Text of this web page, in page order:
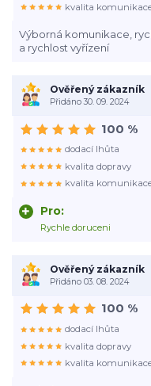
Výborná komunikace,
a rychlost vyřízení
kvalita
Ověřený zákazník
Přidáno 30. 09. 2024
Pro:
Rychle doruceni
100 %
dodací lhůta
kvalita dopravy
kvalita
Ověřený zákazník
Přidáno 03. 08. 2024
100 %
dodací lhůta
kvalita dopravy
kvalita